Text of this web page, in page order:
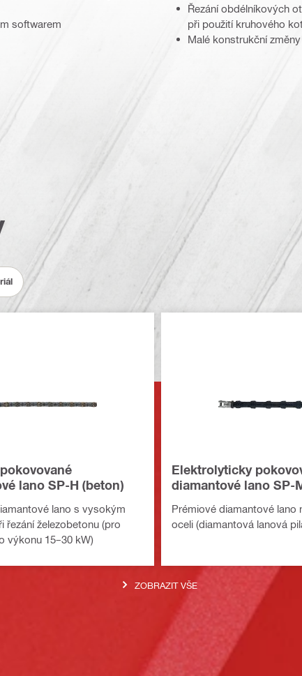
softwarem
Řezání obdélníkových
při použití kruhového
Malé konstrukční
lano SP-H (beton)
lano s vysokým
řezání železobetonu (pro
výkonu 15–30 kW)
Elektrolyticky
diamantové lano SP-
Prémiové diamantové lano
oceli (diamantová lanová
ZOBRAZIT VŠE